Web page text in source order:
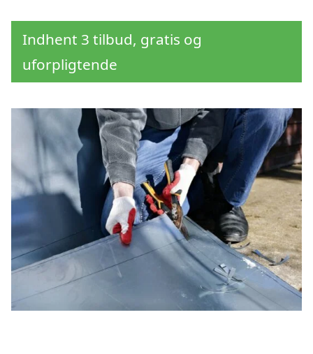
Indhent 3 tilbud, gratis og
uforpligtende